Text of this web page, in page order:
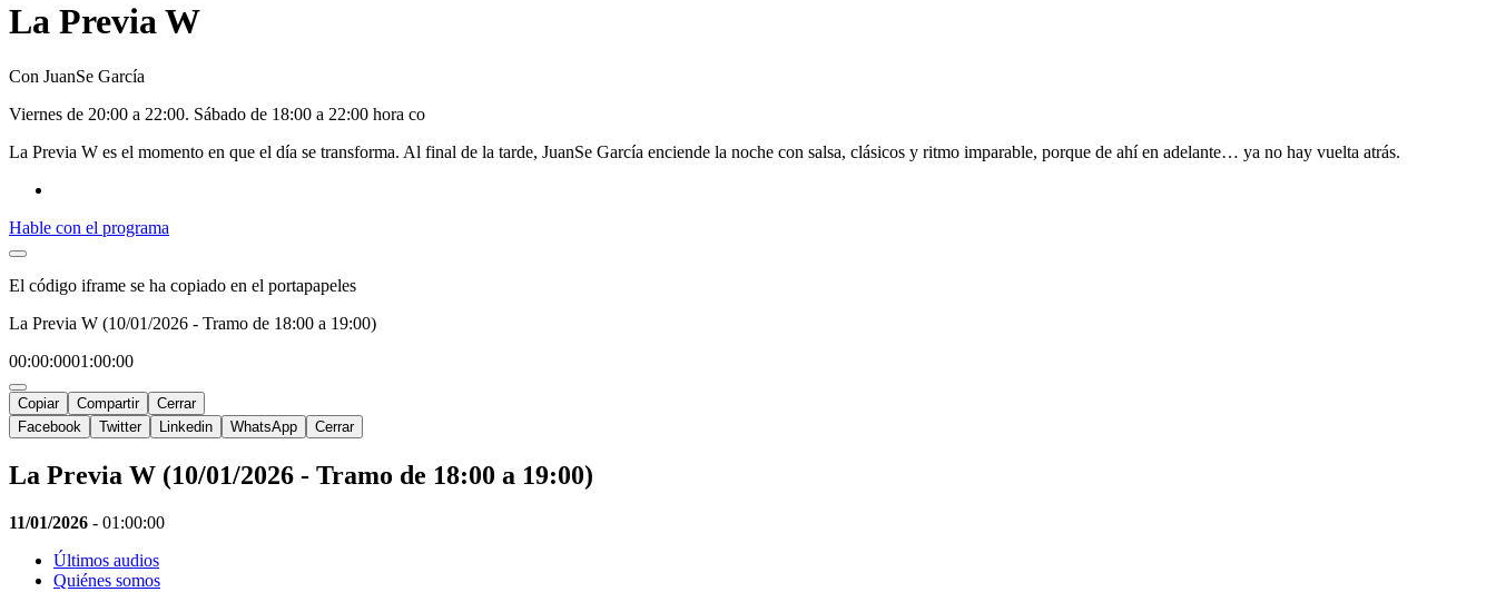
La Previa W
Con JuanSe García
Viernes de 20:00 a 22:00. Sábado de 18:00 a 22:00 hora co
La Previa W es el momento en que el día se transforma. Al final de la tarde, JuanSe García enciende la noche con salsa, clásicos y ritmo imparable, porque de ahí en adelante… ya no hay vuelta atrás.
Hable con el programa
El código iframe se ha copiado en el portapapeles
La Previa W (10/01/2026 - Tramo de 18:00 a 19:00)
00:00:0001:00:00
Copiar Compartir
Cerrar
Facebook
Twitter Linkedin WhatsApp Cerrar
La Previa W (10/01/2026 - Tramo de 18:00 a 19:00)
11/01/2026 - 01:00:00
Últimos audios
Quiénes somos